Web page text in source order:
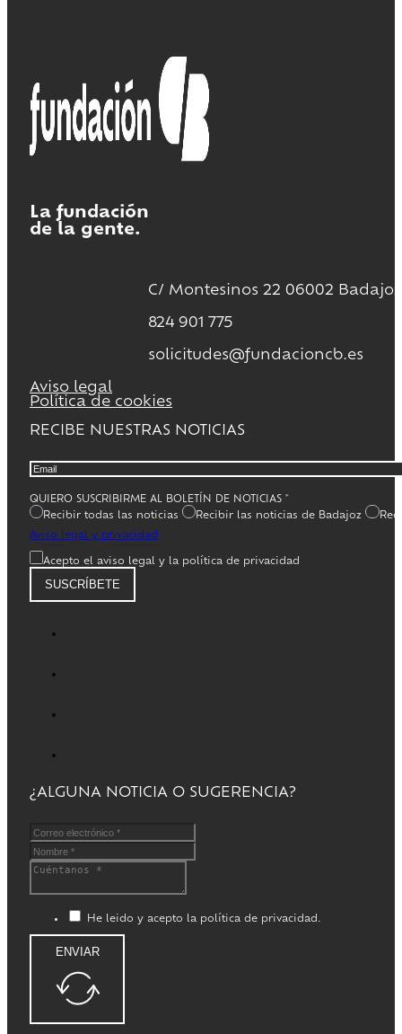
La fundación
de la gente.
C/ Montesinos 22 06002 Badajoz
824 901 775
solicitudes@fundacioncb.es
Aviso legal
Política de cookies
RECIBE NUESTRAS NOTICIAS
QUIERO SUSCRIBIRME AL BOLETÍN DE NOTICIAS *
Recibir todas las noticias
Recibir las noticias de Badajoz
Aviso legal y privacidad
Acepto el aviso legal y la política de privacidad
SUSCRÍBETE
¿ALGUNA NOTICIA O SUGERENCIA?
He leido y acepto la política de privacidad.
ENVIAR